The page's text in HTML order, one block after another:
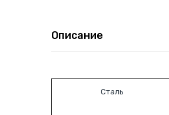
Описание
Сталь